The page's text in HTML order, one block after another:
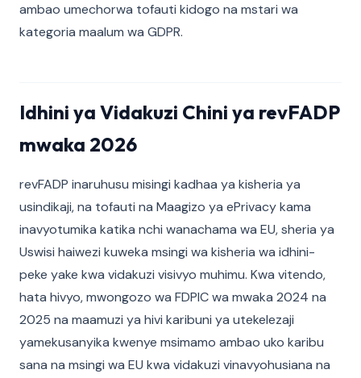
ambao umechorwa tofauti kidogo na mstari wa
kategoria maalum wa GDPR.
Idhini ya Vidakuzi Chini ya revFADP
mwaka 2026
revFADP inaruhusu misingi kadhaa ya kisheria ya
usindikaji, na tofauti na Maagizo ya ePrivacy kama
inavyotumika katika nchi wanachama wa EU, sheria ya
Uswisi haiwezi kuweka msingi wa kisheria wa idhini-
peke yake kwa vidakuzi visivyo muhimu. Kwa vitendo,
hata hivyo, mwongozo wa FDPIC wa mwaka 2024 na
2025 na maamuzi ya hivi karibuni ya utekelezaji
yamekusanyika kwenye msimamo ambao uko karibu
sana na msingi wa EU kwa vidakuzi vinavyohusiana na